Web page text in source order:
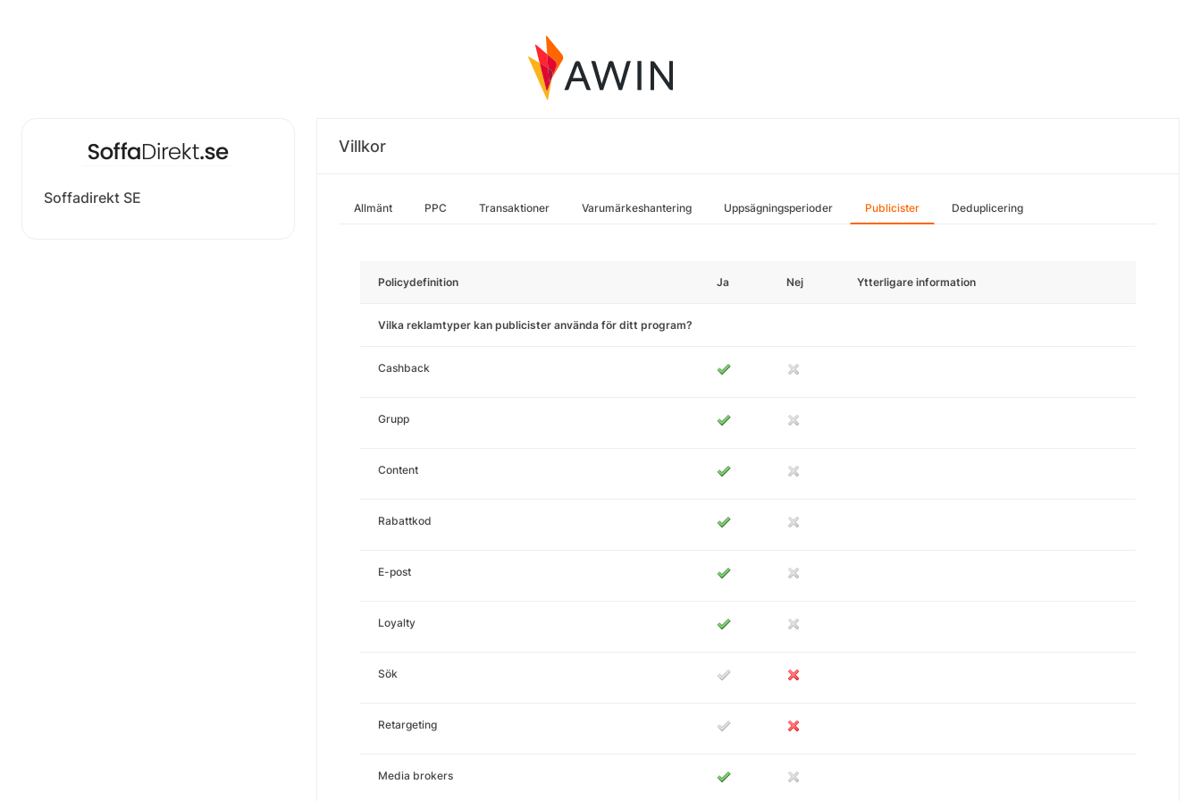
Soffadirekt SE
Villkor
Allmänt PPC Transaktioner Varumärkeshantering Uppsägningsperioder Publicister Deduplicering
Policydefinition Ja Nej Ytterligare information
Vilka reklamtyper kan publicister använda för ditt program?
Cashback
Grupp
Content
Rabattkod
E-post
Loyalty
Sök
Retargeting
Media brokers